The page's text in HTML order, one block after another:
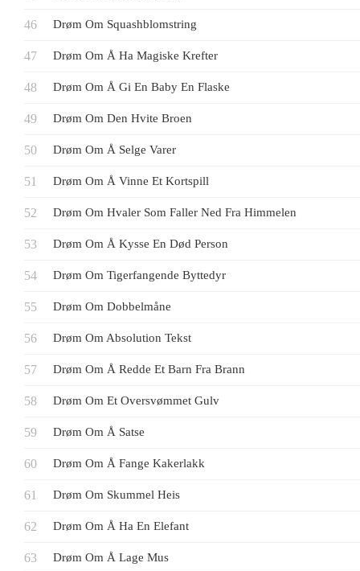
Drøm Om Squashblomstring
Drøm Om Å Ha Magiske Krefter
Drøm Om Å Gi En Baby En Flaske
Drøm Om Den Hvite Broen
Drøm Om Å Selge Varer
Drøm Om Å Vinne Et Kortspill
Drøm Om Hvaler Som Faller Ned Fra Himmelen
Drøm Om Å Kysse En Død Person
Drøm Om Tigerfangende Byttedyr
Drøm Om Dobbelmåne
Drøm Om Absolution Tekst
Drøm Om Å Redde Et Barn Fra Brann
Drøm Om Et Oversvømmet Gulv
Drøm Om Å Satse
Drøm Om Å Fange Kakerlakk
Drøm Om Skummel Heis
Drøm Om Å Ha En Elefant
Drøm Om Å Lage Mus